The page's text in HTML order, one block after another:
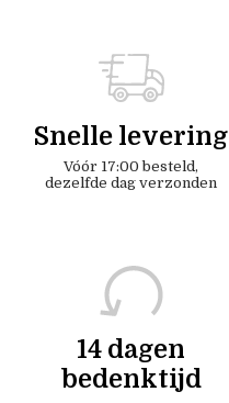
Snelle levering
Vóór 17:00 besteld,
dezelfde dag verzonden
14 dagen
bedenktijd